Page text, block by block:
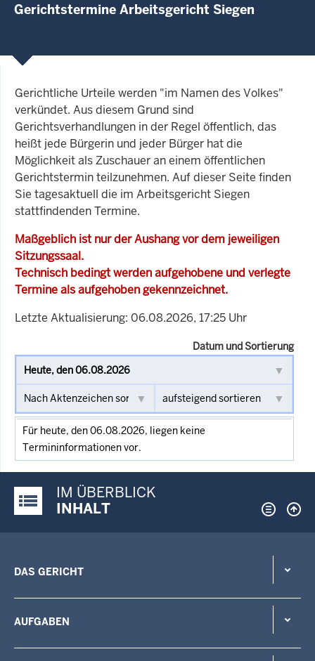
Gerichtstermine Arbeitsgericht Siegen
Gerichtliche Urteile werden "im Namen des Volkes"
verkündet. Aus diesem Grund sind
Gerichtsverhandlungen in der Regel öffentlich, das
heißt jede Bürgerin und jeder Bürger hat die
Möglichkeit als Zuschauer an einem öffentlichen
Gerichtstermin teilzunehmen. Auf dieser Seite finden
Sie tagesaktuell die im Arbeitsgericht Siegen
stattfindenden Termine.
Maßgeblich ist nur der Aushang vor dem jeweiligen
Sitzungssaal.
Technisch bedingt werden aufgehobene und verlegte
Termine als aufgehoben gekennzeichnet.
Letzte Aktualisierung: 06.08.2026, 17:25 Uhr
Datum und Sortierung
Für heute, den 06.08.2026, liegen keine
Termininformationen vor.
Justiz-Portal im Überblick:
IM ÜBERBLICK
INHALT
DAS GERICHT
AUFGABEN